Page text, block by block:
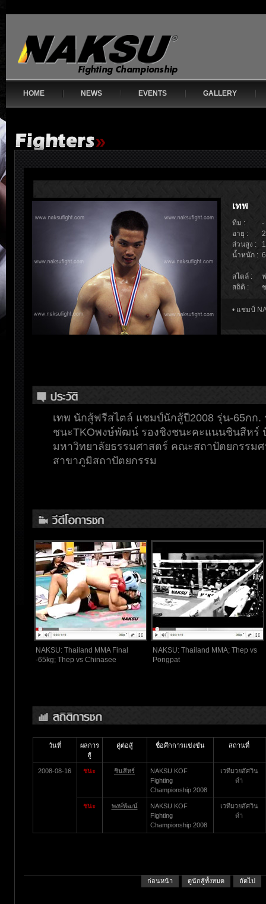
HOME NEWS EVENTS GALLERY
เทพ
ทีม :
อายุ :
ส่วนสูง :
น้ำหนัก :
สไตล์ :
สถิติ :
-
• แชมป์
เทพ นักสู้ฟรีสไตล์ แชมป์นักสู้ปี2008 รุ่น-65กก.
ชนะTKOพงษ์พัฒน์ รองชิงชนะคะแนนชินสีหร์
มหาวิทยาลัยธรรมศาสตร์ คณะสถาปัตยกรรมศ
สาขาภูมิสถาปัตยกรรม
NAKSU: Thailand MMA Final
-65kg; Thep vs Chinasee
NAKSU: Thailand MMA; Thep vs
Pongpat
วันที่
ผลการ
สู้
คู่ต่อสู้ ชื่อศึกการแข่งขัน สถานที่
2008-08-16 ชนะ ชินสีหร์
NAKSU KOF
Fighting
Championship 2008
เวทีมวยอัศวิน
ดำ
ชนะ พงษ์พัฒน์
NAKSU KOF
Fighting
Championship 2008
เวทีมวยอัศวิน
ดำ
ก่อนหน้า ดูนักสู้ทั้งหมด ถัดไป